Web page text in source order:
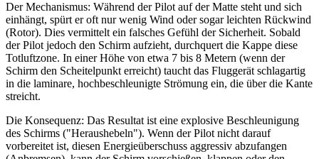
Der Mechanismus: Während der Pilot auf der Matte steht und sich
einhängt, spürt er oft nur wenig Wind oder sogar leichten Rückwind
(Rotor). Dies vermittelt ein falsches Gefühl der Sicherheit. Sobald
der Pilot jedoch den Schirm aufzieht, durchquert die Kappe diese
Totluftzone. In einer Höhe von etwa 7 bis 8 Metern (wenn der
Schirm den Scheitelpunkt erreicht) taucht das Fluggerät schlagartig
in die laminare, hochbeschleunigte Strömung ein, die über die Kante
streicht.
Die Konsequenz: Das Resultat ist eine explosive Beschleunigung
des Schirms ("Heraushebeln"). Wenn der Pilot nicht darauf
vorbereitet ist, diesen Energieüberschuss aggressiv abzufangen